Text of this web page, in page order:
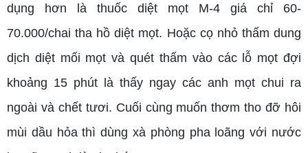
dụng hơn là thuốc diệt mọt M-4 giá chỉ 60-
70.000/chai tha hồ diệt mọt. Hoặc cọ nhỏ thấm dung
dịch diệt mối mọt và quét thấm vào các lỗ mọt đợi
khoảng 15 phút là thấy ngay các anh mọt chui ra
ngoài và chết tươi. Cuối cùng muốn thơm tho đỡ hôi
mùi dầu hỏa thì dùng xà phòng pha loãng với nước